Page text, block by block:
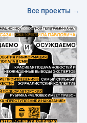
Все проекты →